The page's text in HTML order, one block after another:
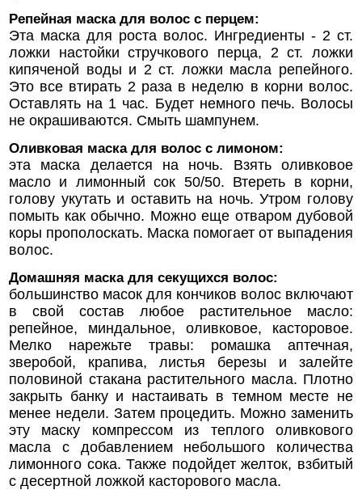
Репейная маска для волос с перцем:
Эта маска для роста волос. Ингредиенты - 2 ст.
ложки настойки стручкового перца, 2 ст. ложки
кипяченой воды и 2 ст. ложки масла репейного.
Это все втирать 2 раза в неделю в корни волос.
Оставлять на 1 час. Будет немного печь. Волосы
не окрашиваются. Смыть шампунем.
Оливковая маска для волос с лимоном:
эта маска делается на ночь. Взять оливковое
масло и лимонный сок 50/50. Втереть в корни,
голову укутать и оставить на ночь. Утром голову
помыть как обычно. Можно еще отваром дубовой
коры прополоскать. Маска помогает от выпадения
волос.
Домашняя маска для секущихся волос:
большинство масок для кончиков волос включают
в свой состав любое растительное масло:
репейное, миндальное, оливковое, касторовое.
Мелко нарежьте травы: ромашка аптечная,
зверобой, крапива, листья березы и залейте
половиной стакана растительного масла. Плотно
закрыть банку и настаивать в темном месте не
менее недели. Затем процедить. Можно заменить
эту маску компрессом из теплого оливкового
масла с добавлением небольшого количества
лимонного сока. Также подойдет желток, взбитый
с десертной ложкой касторового масла.